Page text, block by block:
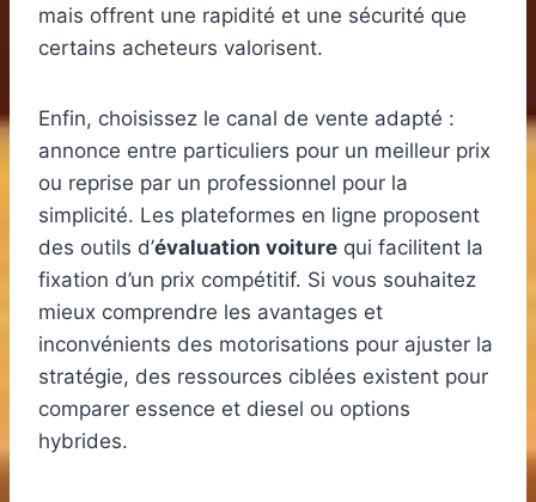
mais offrent une rapidité et une sécurité que
certains acheteurs valorisent.
Enfin, choisissez le canal de vente adapté :
annonce entre particuliers pour un meilleur prix
ou reprise par un professionnel pour la
simplicité. Les plateformes en ligne proposent
des outils d’évaluation voiture qui facilitent la
fixation d’un prix compétitif. Si vous souhaitez
mieux comprendre les avantages et
inconvénients des motorisations pour ajuster la
stratégie, des ressources ciblées existent pour
comparer essence et diesel ou options
hybrides.